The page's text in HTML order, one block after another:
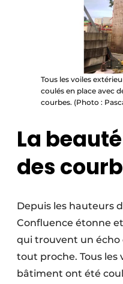
Tous les voiles
coulés en place avec
courbes. (Photo :
La
des
Depuis les hauteurs
Confluence étonne
qui trouvent un écho
tout proche. Tous les
bâtiment ont été